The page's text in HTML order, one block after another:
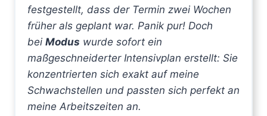
festgestellt, dass der Termin zwei Wochen
früher als geplant war. Panik pur! Doch
bei Modus wurde sofort ein
maßgeschneiderter Intensivplan erstellt: Sie
konzentrierten sich exakt auf meine
Schwachstellen und passten sich perfekt an
meine Arbeitszeiten an.